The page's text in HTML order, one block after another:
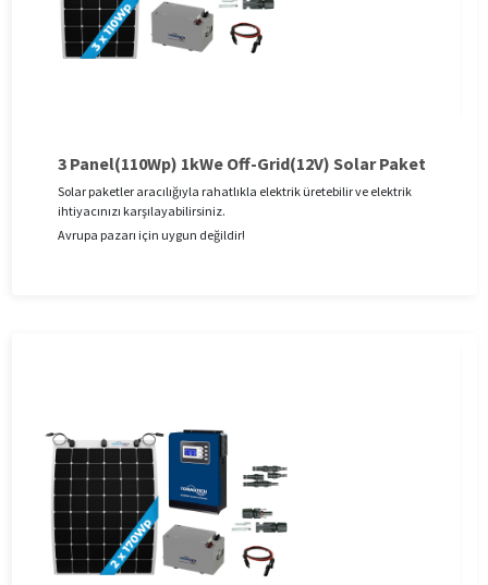
3 Panel(110Wp) 1kWe Off-Grid(12V) Solar Paket
Solar paketler aracılığıyla rahatlıkla elektrik üretebilir ve elektrik
ihtiyacınızı karşılayabilirsiniz.
Avrupa pazarı için uygun değildir!